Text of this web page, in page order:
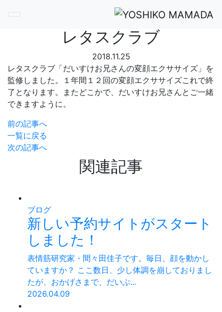
間々田 佳子
Toggle navigation
レタスクラブ
2018.11.25
レタスクラブ「だいすけお兄さんの変顔エクササイズ」を
監修しました。１年間１２回の変顔エクササイズこれで終
了となります。またどこかで、だいすけお兄さんとご一緒
できますように。
前の記事へ
一覧に戻る
次の記事へ
関連記事
ブログ
新しい予約サイトがスタート
しました！
表情筋研究家・間々田佳子です。毎日、顔を動かし
ていますか？ ここ数日、少し体調を崩しておりまし
たが、おかげさまで、だいぶ...
2026.04.09